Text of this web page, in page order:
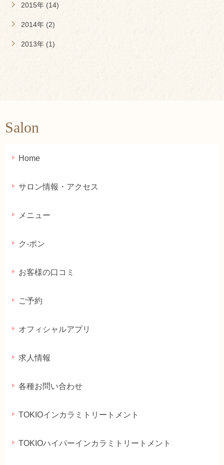
2015年 (14)
2014年 (2)
2013年 (1)
Salon
Home
サロン情報・アクセス
メニュー
ク-ポン
お客様の口コミ
ご予約
オフィシャルアプリ
求人情報
各種お問い合わせ
TOKIOインカラミトリートメント
TOKIOハイパーインカラミトリートメント